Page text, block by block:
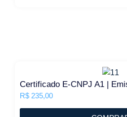
Certificado E-CNPJ A1 |
R$ 235,00